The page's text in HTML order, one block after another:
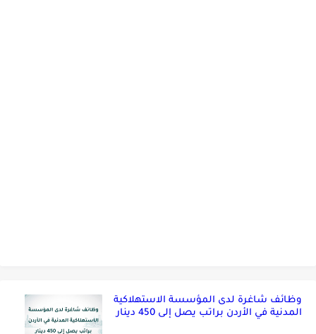
وظائف شاغرة لدى المؤسسة الاستهلاكية
المدنية في الأردن براتب يصل إلى 450 دينار